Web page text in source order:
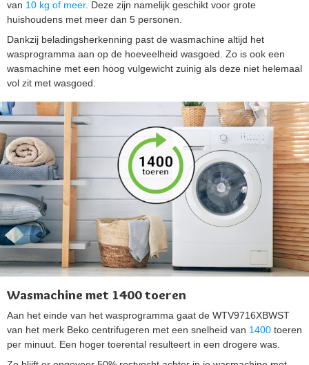
van 10 kg of meer. Deze zijn namelijk geschikt voor grote
huishoudens met meer dan 5 personen.
Dankzij beladingsherkenning past de wasmachine altijd het
wasprogramma aan op de hoeveelheid wasgoed. Zo is ook een
wasmachine met een hoog vulgewicht zuinig als deze niet helemaal
vol zit met wasgoed.
Wasmachine met 1400 toeren
Aan het einde van het wasprogramma gaat de WTV9716XBWST
van het merk Beko centrifugeren met een snelheid van 1400 toeren
per minuut. Een hoger toerental resulteert in een drogere was.